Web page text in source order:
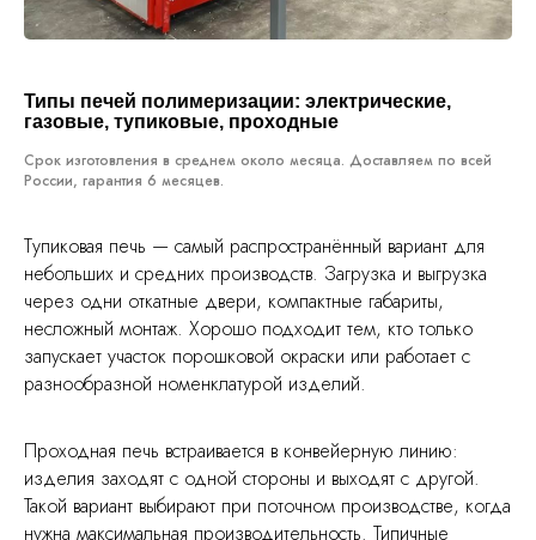
Типы печей полимеризации: электрические,
газовые, тупиковые, проходные
Срок изготовления в среднем около месяца. Доставляем по всей
России, гарантия 6 месяцев.
Тупиковая печь — самый распространённый вариант для
небольших и средних производств. Загрузка и выгрузка
через одни откатные двери, компактные габариты,
несложный монтаж. Хорошо подходит тем, кто только
запускает участок порошковой окраски или работает с
разнообразной номенклатурой изделий.
Проходная печь встраивается в конвейерную линию:
изделия заходят с одной стороны и выходят с другой.
Такой вариант выбирают при поточном производстве, когда
нужна максимальная производительность. Типичные